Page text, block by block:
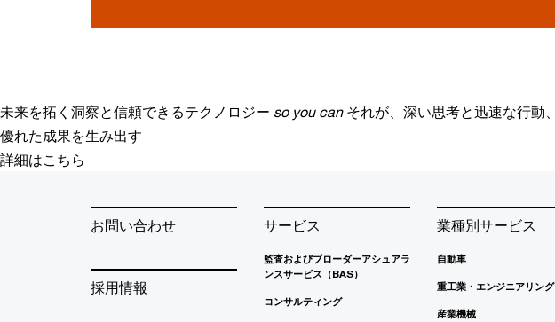
未来を拓く洞察と信頼できるテクノロジー so you can それが、深い思考と迅速な行動、
優れた成果を生み出す
詳細はこちら
お問い合わせ
採用情報
サービス
監査およびブローダーアシュアラ
ンスサービス（BAS）
コンサルティング
業種別サービス
自動車
重工業・エンジニアリング
産業機械